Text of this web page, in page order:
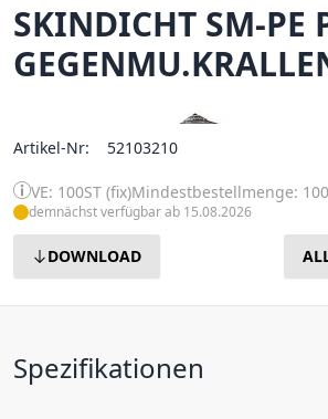
SKINDICHT SM-PE
Artikel-Nr: 52103210
VE: 100ST (fix)Mindestbestellmenge:
demnächst verfügbar ab 15.08.2026
DOWNLOAD
Spezifikationen